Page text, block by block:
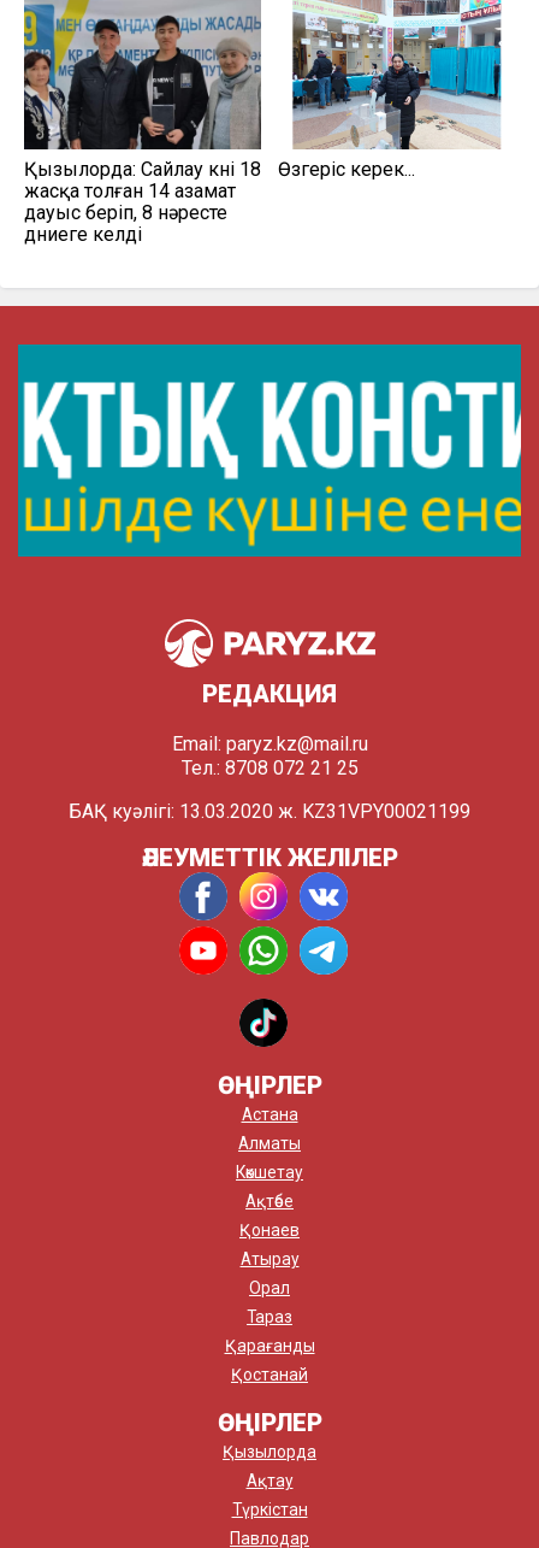
Қызылорда: Сайлау күні 18
жасқа толған 14 азамат
дауыс беріп, 8 нәресте
дүниеге келді
Өзгеріс керек...
РЕДАКЦИЯ
Email: paryz.kz@mail.ru
Тел.: 8708 072 21 25
БАҚ куәлігі: 13.03.2020 ж. KZ31VPY00021199
ӘЛЕУМЕТТІК ЖЕЛІЛЕР
ӨҢІРЛЕР
Астана
Алматы
Көкшетау
Ақтөбе
Қонаев
Атырау
Орал
Тараз
Қарағанды
Қостанай
ӨҢІРЛЕР
Қызылорда
Ақтау
Түркістан
Павлодар